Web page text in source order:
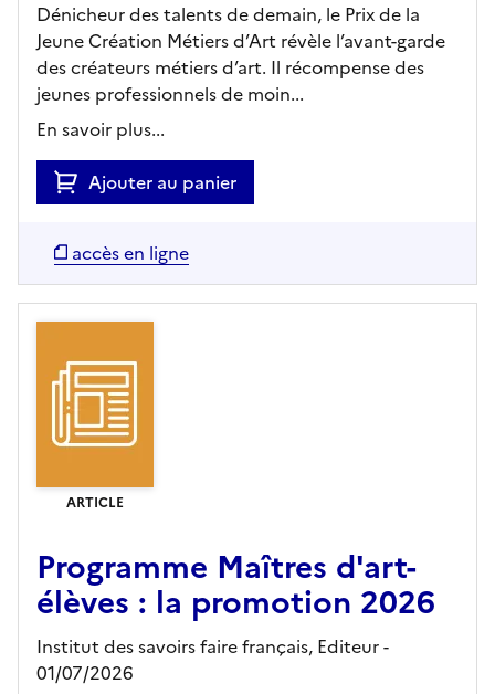
Dénicheur des talents de demain, le Prix de la
Jeune Création Métiers d’Art révèle l’avant-garde
des créateurs métiers d’art. Il récompense des
jeunes professionnels de moin...
En savoir plus...
Ajouter au panier
accès en ligne
ARTICLE
Programme Maîtres d'art-
élèves : la promotion 2026
Institut des savoirs faire français, Editeur-
01/07/2026